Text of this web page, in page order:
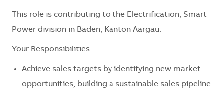
This role is contributing to the Electrification, Smart
Power division in Baden, Kanton Aargau.
Your Responsibilities
Achieve sales targets by identifying new market
opportunities, building a sustainable sales pipeline